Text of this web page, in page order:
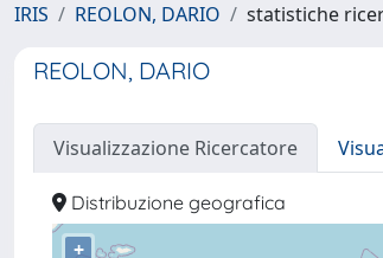
IRIS REOLON, DARIO statistiche
REOLON, DARIO
Visualizzazione Ricercatore
Distribuzione geografica
+